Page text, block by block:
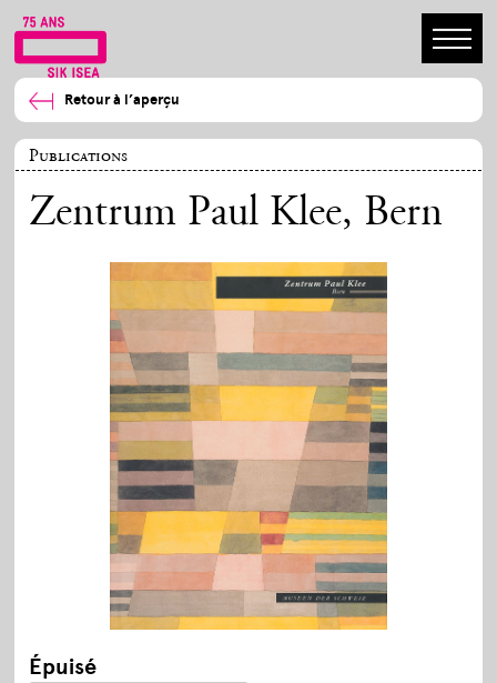
Retour à l’aperçu
Publications
Zentrum Paul Klee, Bern
Épuisé